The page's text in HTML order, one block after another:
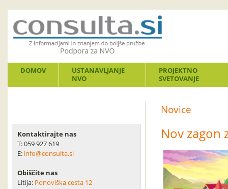
DOMOV
USTANAVLJANJE
NVO
PROJEKTNO
SVETOVANJE
Kontaktirajte nas
T: 059 927 619
E: info@consulta.si
Obiščite nas
Litija: Ponoviška cesta 12
Novice
Nov zagon